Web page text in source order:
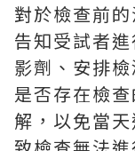
對於檢查前
告知受試者
影劑、安排
是否存在檢
解，以免當